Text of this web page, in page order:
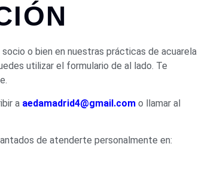
o bien en nuestras prácticas de acuarela
utilizar el formulario de al lado. Te
a aedamadrid4@gmail.com o llamar al
de atenderte personalmente en: